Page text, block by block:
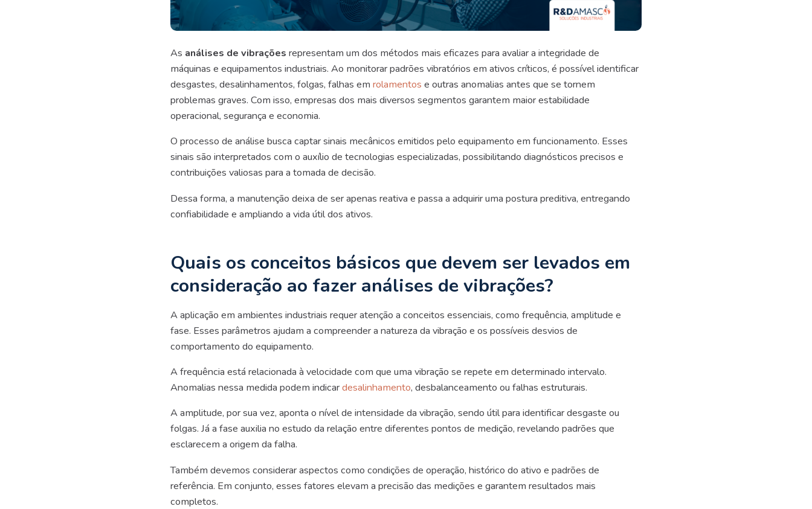
As análises de vibrações representam um dos métodos mais eficazes para avaliar a integridade de
máquinas e equipamentos industriais. Ao monitorar padrões vibratórios em ativos críticos, é possível identificar
desgastes, desalinhamentos, folgas, falhas em rolamentos e outras anomalias antes que se tornem
problemas graves. Com isso, empresas dos mais diversos segmentos garantem maior estabilidade
operacional, segurança e economia.
O processo de análise busca captar sinais mecânicos emitidos pelo equipamento em funcionamento. Esses
sinais são interpretados com o auxílio de tecnologias especializadas, possibilitando diagnósticos precisos e
contribuições valiosas para a tomada de decisão.
Dessa forma, a manutenção deixa de ser apenas reativa e passa a adquirir uma postura preditiva, entregando
confiabilidade e ampliando a vida útil dos ativos.
Quais os conceitos básicos que devem ser levados em
consideração ao fazer análises de vibrações?
A aplicação em ambientes industriais requer atenção a conceitos essenciais, como frequência, amplitude e
fase. Esses parâmetros ajudam a compreender a natureza da vibração e os possíveis desvios de
comportamento do equipamento.
A frequência está relacionada à velocidade com que uma vibração se repete em determinado intervalo.
Anomalias nessa medida podem indicardesalinhamento, desbalanceamento ou falhas estruturais.
A amplitude, por sua vez, aponta o nível de intensidade da vibração, sendo útil para identificar desgaste ou
folgas. Já a fase auxilia no estudo da relação entre diferentes pontos de medição, revelando padrões que
esclarecem a origem da falha.
Também devemos considerar aspectos como condições de operação, histórico do ativo e padrões de
referência. Em conjunto, esses fatores elevam a precisão das medições e garantem resultados mais
completos.